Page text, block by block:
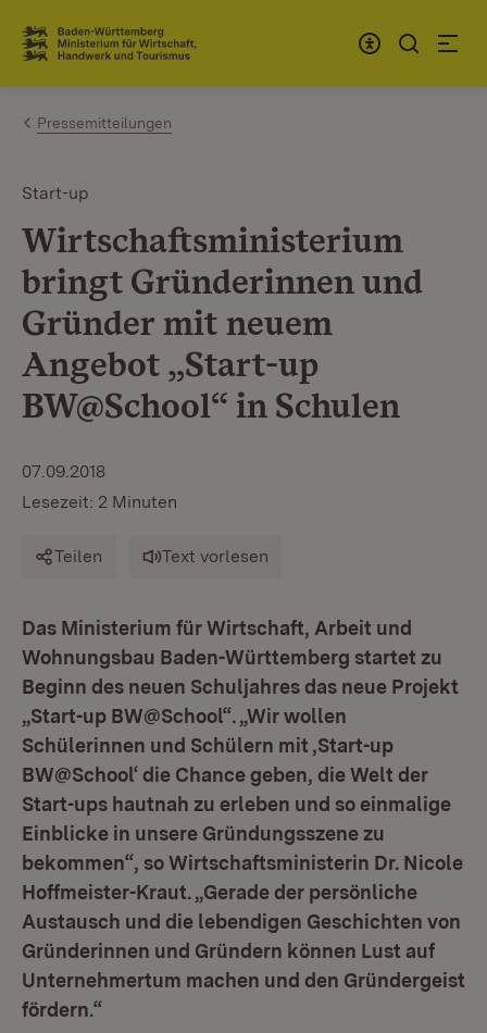
Zum Inhalt springen
Link zur Startseite
Pressemitteilungen
Start-up
Wirtschaftsministerium
bringt Gründerinnen und
Gründer mit neuem
Angebot „Start-up
BW@School“ in Schulen
07.09.2018
Lesezeit: 2 Minuten
Teilen Text vorlesen
Das Ministerium für Wirtschaft, Arbeit und
Wohnungsbau Baden-Württemberg startet zu
Beginn des neuen Schuljahres das neue Projekt
„Start-up BW@School“. „Wir wollen
Schülerinnen und Schülern mit ‚Start-up
BW@School‘ die Chance geben, die Welt der
Start-ups hautnah zu erleben und so einmalige
Einblicke in unsere Gründungsszene zu
bekommen“, so Wirtschaftsministerin Dr. Nicole
Hoffmeister-Kraut. „Gerade der persönliche
Austausch und die lebendigen Geschichten von
Gründerinnen und Gründern können Lust auf
Unternehmertum machen und den Gründergeist
fördern.“